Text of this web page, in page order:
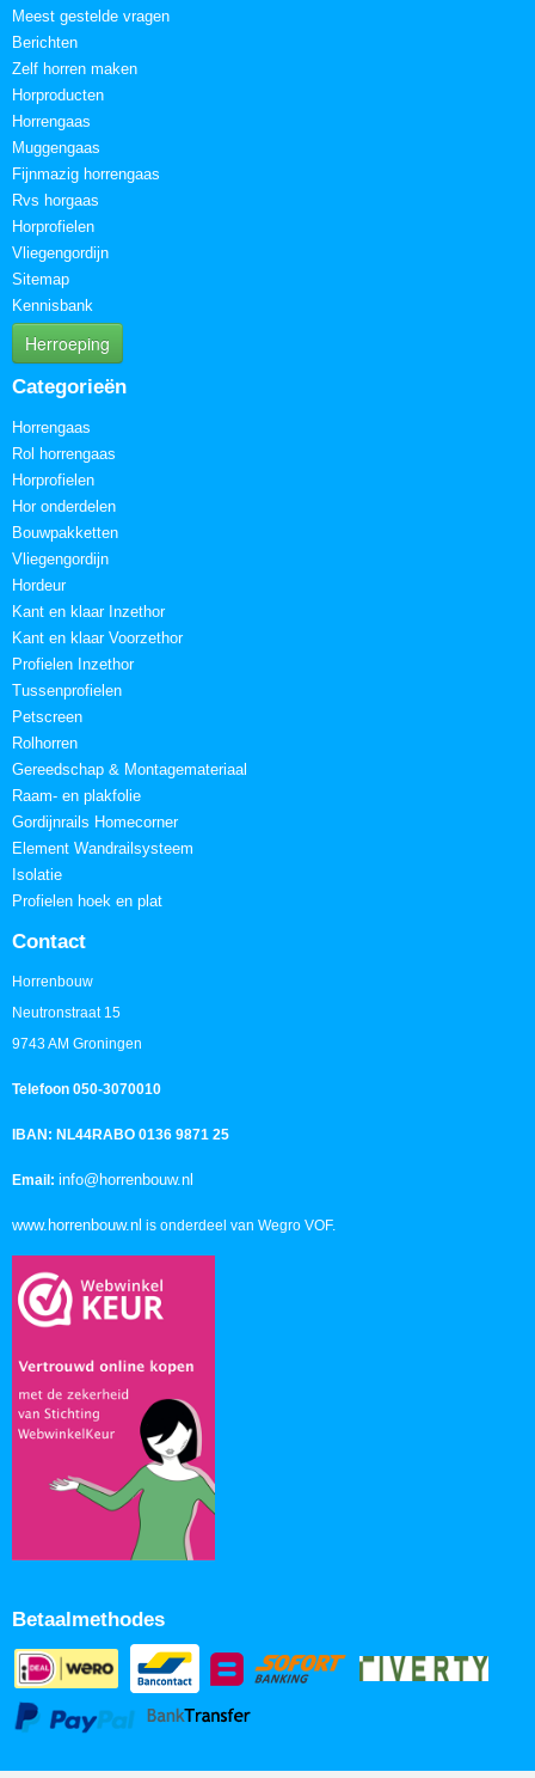
Meest gestelde vragen
Berichten
Zelf horren maken
Horproducten
Horrengaas
Muggengaas
Fijnmazig horrengaas
Rvs horgaas
Horprofielen
Vliegengordijn
Sitemap
Kennisbank
Herroeping
Categorieën
Horrengaas
Rol horrengaas
Horprofielen
Hor onderdelen
Bouwpakketten
Vliegengordijn
Hordeur
Kant en klaar Inzethor
Kant en klaar Voorzethor
Profielen Inzethor
Tussenprofielen
Petscreen
Rolhorren
Gereedschap & Montagemateriaal
Raam- en plakfolie
Gordijnrails Homecorner
Element Wandrailsysteem
Isolatie
Profielen hoek en plat
Contact
Horrenbouw
Neutronstraat 15
9743 AM Groningen
Telefoon 050-3070010
IBAN: NL44RABO 0136 9871 25
Email: info@horrenbouw.nl
www.horrenbouw.nl is onderdeel van Wegro VOF.
Betaalmethodes